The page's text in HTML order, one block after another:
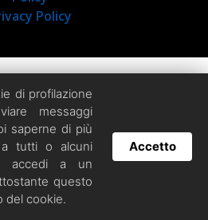
Policy
domande? Chatta con noi!
di profilazione
messaggi
saperne di più
tutti o alcuni
accedi a un
questo
del cookie.
Accetto